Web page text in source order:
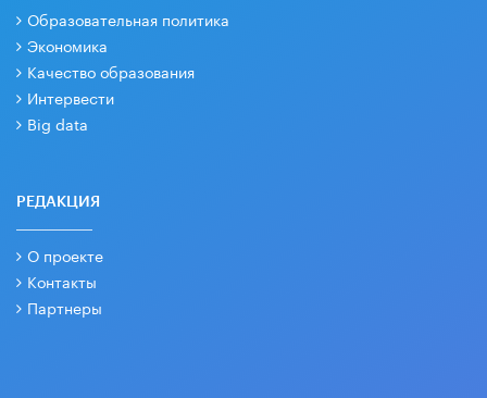
Образовательная политика
Экономика
Качество образования
Интервести
Big data
РЕДАКЦИЯ
О проекте
Контакты
Партнеры